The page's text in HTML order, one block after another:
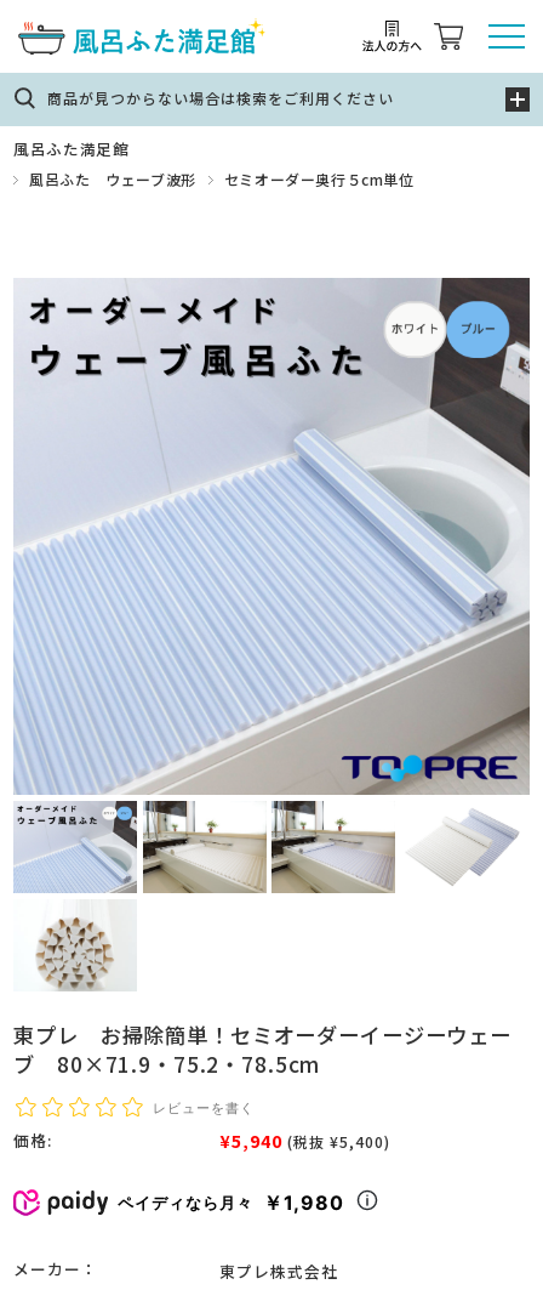
商品が見つからない場合は検索をご利用ください
風呂ふた満足館
風呂ふた ウェーブ波形 セミオーダー奥行５cm単位
東プレ お掃除簡単！セミオーダーイージーウェー
ブ 80×71.9・75.2・78.5cm
レビューを書く
価格: ¥5,940 (税抜 ¥5,400)
ペイディなら月々 ￥1,980
メーカー：
東プレ株式会社